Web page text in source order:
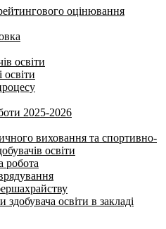
оцінювання
освіти
освіти
2025-2026
виховання та спортивно-
освіти
робота
освіти в закладі